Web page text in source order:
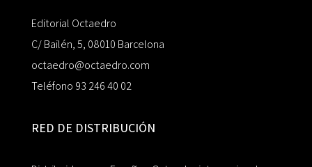
Editorial Octaedro
C/ Bailén, 5, 08010 Barcelona
octaedro@octaedro.com
Teléfono 93 246 40 02
RED DE DISTRIBUCIÓN